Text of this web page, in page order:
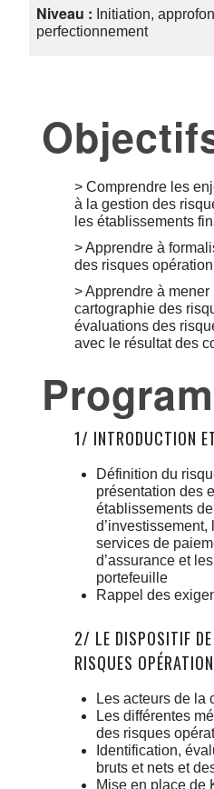
Niveau : Initiation,
perfectionnement
> Comprendre les
à la gestion des
les établissements
> Apprendre à
des risques
> Apprendre à
cartographie des
évaluations des
avec le résultat des
1/ INTRODUCTION
Définition du
présentation des
établissements
services de
d’assurance et
portefeuille
Rappel des
2/ LE DISPOSITIF
RISQUES
Les acteurs de la
Les différentes
des risques
Identification,
bruts et nets et
Mise en place de